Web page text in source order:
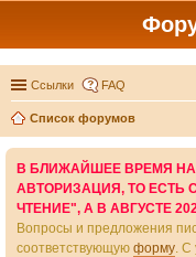
Ссылки FAQ
Список форумов
В БЛИЖАЙШЕЕ ВРЕМЯ
АВТОРИЗАЦИЯ, ТО ЕСТЬ
ЧТЕНИЕ", А В АВГУСТЕ
Вопросы и предложения
соответствующую форму. С